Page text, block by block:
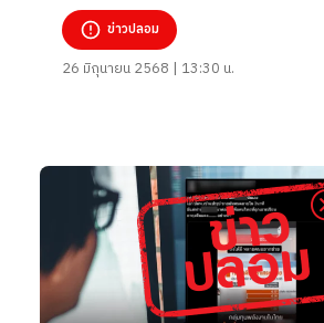
ข่าวปลอม
26 มิถุนายน 2568 | 13:30 น.